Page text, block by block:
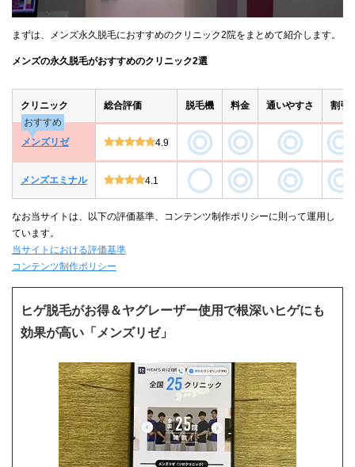
まずは、メンズ永久脱毛におすすめのクリニック2院をまとめて紹介します。
メンズの永久脱毛がおすすめのクリニック2選
クリニック 総合評価 脱毛機 料金 通いやすさ
割引
おすすめ
メンズリゼ
4.9
メンズエミナル 4.1
なお当サイトは、以下の評価基準、コンテンツ制作ポリシーに則って運用し
ています。
当サイトにおける評価基準
コンテンツ制作ポリシー
ヒゲ脱毛がお得＆ヤグレーザー使用で根深いヒゲにも
効果が高い「メンズリゼ」